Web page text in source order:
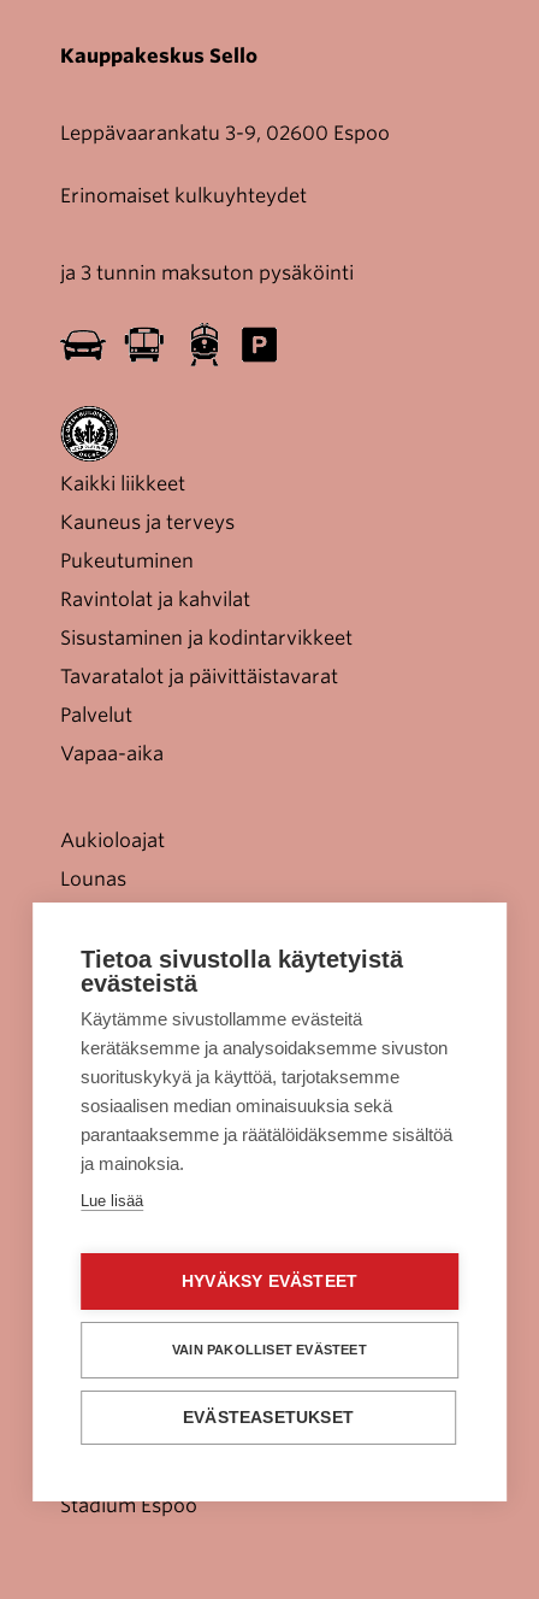
Kauppakeskus Sello
Leppävaarankatu 3-9, 02600 Espoo
Erinomaiset kulkuyhteydet
ja 3 tunnin maksuton pysäköinti
Kaikki liikkeet
Kauneus ja terveys
Pukeutuminen
Ravintolat ja kahvilat
Sisustaminen ja kodintarvikkeet
Tavaratalot ja päivittäistavarat
Palvelut
Vapaa-aika
Aukioloajat
Lounas
Jellonaparkki lapsille
Kulkuyhteydet
Rekisteriseloste
Evästeet
Sellon intra
Alko Espoo
Citymarket Espoo
Clas Ohlson Espoo
Fuku Supreme Espoo
H&M Espoo
Stadium Espoo
Tietoa sivustolla käytetyistä
evästeistä
Käytämme sivustollamme evästeitä
kerätäksemme ja analysoidaksemme sivuston
suorituskykyä ja käyttöä, tarjotaksemme
sosiaalisen median ominaisuuksia sekä
parantaaksemme ja räätälöidäksemme sisältöä
ja mainoksia.
Lue lisää
HYVÄKSY EVÄSTEET
VAIN PAKOLLISET EVÄSTEET
EVÄSTEASETUKSET